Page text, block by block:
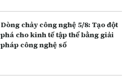
Dòng chảy công nghệ 5/8: Tạo đột
phá cho kinh tế tập thể bằng giải
pháp công nghệ số